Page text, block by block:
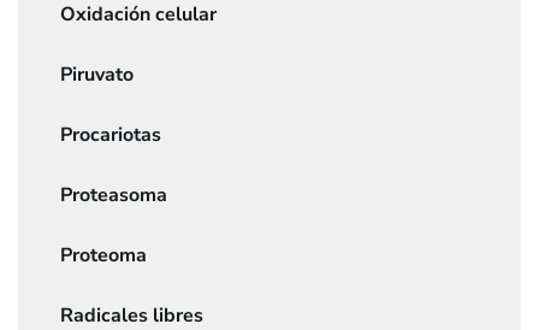
Oxidación celular
Piruvato
Procariotas
Proteasoma
Proteoma
Radicales libres